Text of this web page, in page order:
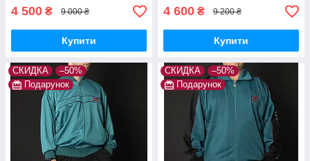
4 500 ₴ 9 000 ₴
Купити
4 600 ₴ 9 200 ₴
Купити
СКИДКА
–50%
Подарунок
СКИДКА
–50%
Подарунок